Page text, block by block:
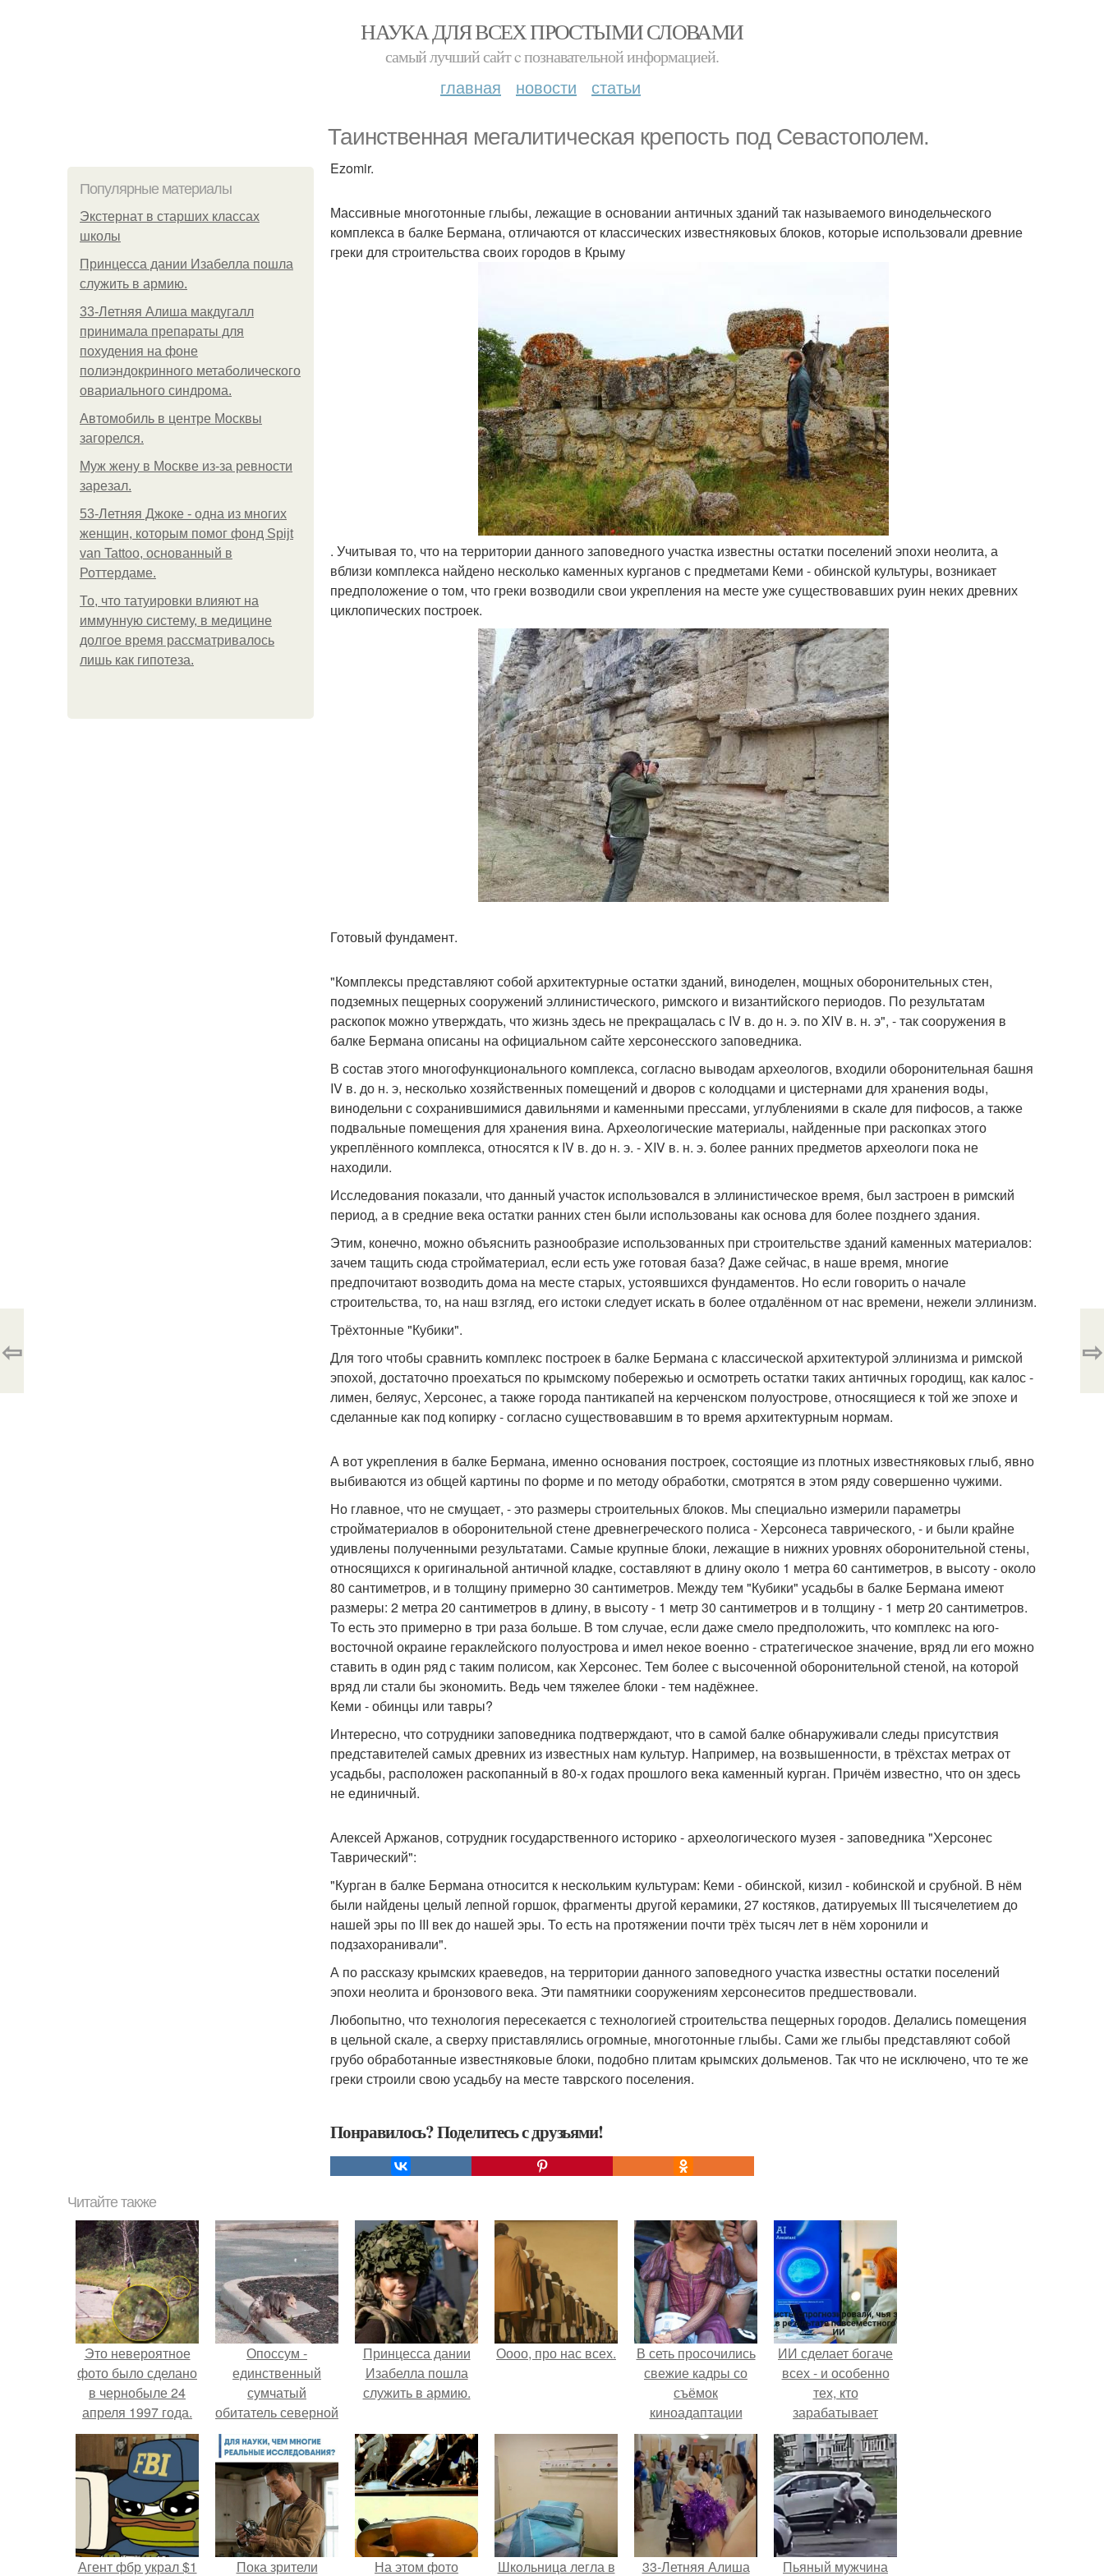
НАУКА ДЛЯ ВСЕХ ПРОСТЫМИ СЛОВАМИ
самый лучший сайт c познавательной информацией.
главная новости статьи
Таинственная мегалитическая крепость под Севастополем.
Популярные материалы
Экстернат в старших классах
школы
Принцесса дании Изабелла пошла
служить в армию.
33-Летняя Алиша макдугалл
принимала препараты для
похудения на фоне
полиэндокринного метаболического
овариального синдрома.
Автомобиль в центре Москвы
загорелся.
Mуж жену в Москве из-за ревности
зарезал.
53-Летняя Джоке - одна из многих
женщин, которым помог фонд Spijt
van Tattoo, основанный в
Роттердаме.
То, что татуировки влияют на
иммунную систему, в медицине
долгое время рассматривалось
лишь как гипотеза.
Ezomir.
Массивные многотонные глыбы, лежащие в основании античных зданий так называемого винодельческого
комплекса в балке Бермана, отличаются от классических известняковых блоков, которые использовали древние
греки для строительства своих городов в Крыму
. Учитывая то, что на территории данного заповедного участка известны остатки поселений эпохи неолита, а
вблизи комплекса найдено несколько каменных курганов с предметами Кеми - обинской культуры, возникает
предположение о том, что греки возводили свои укрепления на месте уже существовавших руин неких древних
циклопических построек.
Готовый фундамент.
"Комплексы представляют собой архитектурные остатки зданий, виноделен, мощных оборонительных стен,
подземных пещерных сооружений эллинистического, римского и византийского периодов. По результатам
раскопок можно утверждать, что жизнь здесь не прекращалась с IV в. до н. э. по XIV в. н. э", - так сооружения в
балке Бермана описаны на официальном сайте херсонесского заповедника.
В состав этого многофункционального комплекса, согласно выводам археологов, входили оборонительная башня
IV в. до н. э, несколько хозяйственных помещений и дворов с колодцами и цистернами для хранения воды,
винодельни с сохранившимися давильнями и каменными прессами, углублениями в скале для пифосов, а также
подвальные помещения для хранения вина. Археологические материалы, найденные при раскопках этого
укреплённого комплекса, относятся к IV в. до н. э. - XIV в. н. э. более ранних предметов археологи пока не
находили.
Исследования показали, что данный участок использовался в эллинистическое время, был застроен в римский
период, а в средние века остатки ранних стен были использованы как основа для более позднего здания.
Этим, конечно, можно объяснить разнообразие использованных при строительстве зданий каменных материалов:
зачем тащить сюда стройматериал, если есть уже готовая база? Даже сейчас, в наше время, многие
предпочитают возводить дома на месте старых, устоявшихся фундаментов. Но если говорить о начале
строительства, то, на наш взгляд, его истоки следует искать в более отдалённом от нас времени, нежели эллинизм.
Трёхтонные "Кубики".
Для того чтобы сравнить комплекс построек в балке Бермана с классической архитектурой эллинизма и римской
эпохой, достаточно проехаться по крымскому побережью и осмотреть остатки таких античных городищ, как калос -
лимен, беляус, Херсонес, а также города пантикапей на керченском полуострове, относящиеся к той же эпохе и
сделанные как под копирку - согласно существовавшим в то время архитектурным нормам.
А вот укрепления в балке Бермана, именно основания построек, состоящие из плотных известняковых глыб, явно
выбиваются из общей картины по форме и по методу обработки, смотрятся в этом ряду совершенно чужими.
Но главное, что не смущает, - это размеры строительных блоков. Мы специально измерили параметры
стройматериалов в оборонительной стене древнегреческого полиса - Херсонеса таврического, - и были крайне
удивлены полученными результатами. Самые крупные блоки, лежащие в нижних уровнях оборонительной стены,
относящихся к оригинальной античной кладке, составляют в длину около 1 метра 60 сантиметров, в высоту - около
80 сантиметров, и в толщину примерно 30 сантиметров. Между тем "Кубики" усадьбы в балке Бермана имеют
размеры: 2 метра 20 сантиметров в длину, в высоту - 1 метр 30 сантиметров и в толщину - 1 метр 20 сантиметров.
То есть это примерно в три раза больше. В том случае, если даже смело предположить, что комплекс на юго-
восточной окраине гераклейского полуострова и имел некое военно - стратегическое значение, вряд ли его можно
ставить в один ряд с таким полисом, как Херсонес. Тем более с высоченной оборонительной стеной, на которой
вряд ли стали бы экономить. Ведь чем тяжелее блоки - тем надёжнее.
Кеми - обинцы или тавры?
Интересно, что сотрудники заповедника подтверждают, что в самой балке обнаруживали следы присутствия
представителей самых древних из известных нам культур. Например, на возвышенности, в трёхстах метрах от
усадьбы, расположен раскопанный в 80-х годах прошлого века каменный курган. Причём известно, что он здесь
не единичный.
Алексей Аржанов, сотрудник государственного историко - археологического музея - заповедника "Херсонес
Таврический":
"Курган в балке Бермана относится к нескольким культурам: Кеми - обинской, кизил - кобинской и срубной. В нём
были найдены целый лепной горшок, фрагменты другой керамики, 27 костяков, датируемых III тысячелетием до
нашей эры по III век до нашей эры. То есть на протяжении почти трёх тысяч лет в нём хоронили и
подзахоранивали".
А по рассказу крымских краеведов, на территории данного заповедного участка известны остатки поселений
эпохи неолита и бронзового века. Эти памятники сооружениям херсонеситов предшествовали.
Любопытно, что технология пересекается с технологией строительства пещерных городов. Делались помещения
в цельной скале, а сверху приставлялись огромные, многотонные глыбы. Сами же глыбы представляют собой
грубо обработанные известняковые блоки, подобно плитам крымских дольменов. Так что не исключено, что те же
греки строили свою усадьбу на месте таврского поселения.
Понравилось? Поделитесь с друзьями!
⇦ ⇨
Читайте также
Это невероятное
фото было сделано
в чернобыле 24
апреля 1997 года.
Опоссум -
единственный
сумчатый
обитатель северной
Принцесса дании
Изабелла пошла
служить в армию.
Оооо, про нас всех.
В сеть просочились
свежие кадры со
съёмок
киноадаптации
"Рапунцель", и всё
внимание
моментально
оказалось
приковано к Тиган
крофт.
ИИ сделает богаче
всех - и особенно
тех, кто
зарабатывает
меньше всего.
Агент фбр украл $1 Пока зрители На этом фото Шкoльницa легла в 33-Летняя Алиша Пьяный мужчина